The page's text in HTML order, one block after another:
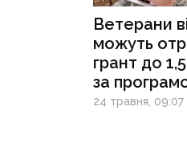
Ветерани
можуть
грант до
за
«ВАРТО:
24 травня, 09:07